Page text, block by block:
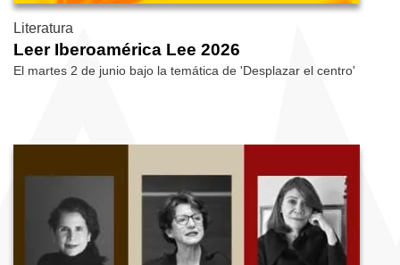
Literatura
Leer Iberoamérica Lee 2026
El martes 2 de junio bajo la temática de 'Desplazar el centro'